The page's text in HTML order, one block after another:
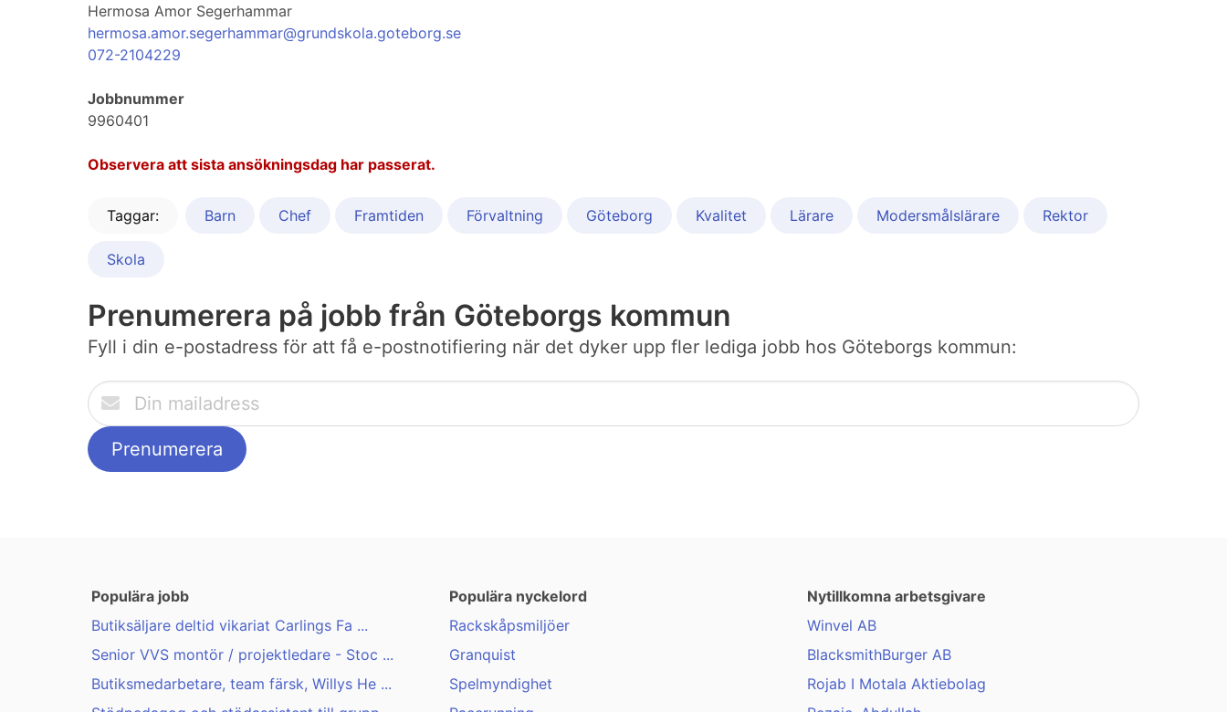
Hermosa Amor Segerhammar
hermosa.amor.segerhammar@grundskola.goteborg.se
072-2104229
Jobbnummer
9960401
Observera att sista ansökningsdag har passerat.
Taggar: Barn Chef Framtiden Förvaltning Göteborg Kvalitet Lärare Modersmålslärare Rektor
Skola
Prenumerera på jobb från Göteborgs kommun
Fyll i din e-postadress för att få e-postnotifiering när det dyker upp fler lediga jobb hos Göteborgs kommun:
Populära jobb
Butiksäljare deltid vikariat Carlings Fa ...
Senior VVS montör / projektledare - Stoc ...
Butiksmedarbetare, team färsk, Willys He ...
Populära nyckelord
Rackskåpsmiljöer
Granquist
Spelmyndighet
Nytillkomna arbetsgivare
Winvel AB
BlacksmithBurger AB
Rojab I Motala Aktiebolag